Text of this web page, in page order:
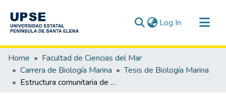
Log In (current)
Communities & Collections
All of DSpace
Statistics
Home
Facultad de Ciencias del Mar
Carrera de Biología Marina
Tesis de Biología Marina
Estructura comunitaria de Mysidacea y su relación con variables ambientales en playas arenosas de las provincias del Guayas y Santa Elena – Ecuador.